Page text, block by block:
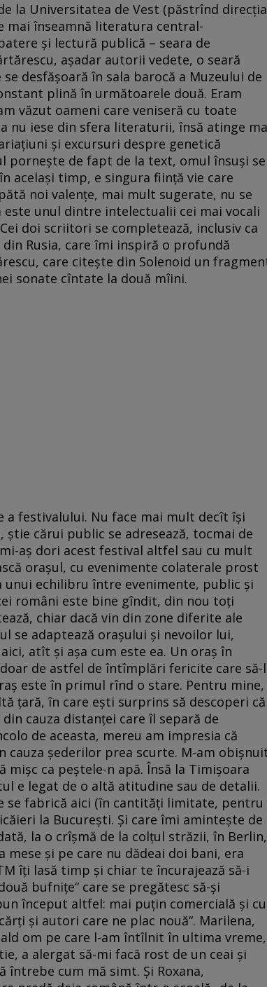
la Universitatea de Vest (păstrînd direcția
mai înseamnă literatura central-
și lectură publică – seara de
așadar autorii vedete, o seară
desfășoară în sala barocă a Muzeului de
plină în următoarele două. Eram
văzut oameni care veniseră cu toate
nu iese din sfera literaturii, însă atinge
și excursuri despre genetică
pornește de fapt de la text, omul însuși se
același timp, e singura ființă vie care
noi valențe, mai mult sugerate, nu se
unul dintre intelectualii cei mai vocali
doi scriitori se completează, inclusiv ca
Rusia, care îmi inspiră o profundă
care citește din Solenoid un
sonate cîntate la două mîini.
a festivalului. Nu face mai mult decît își
cărui public se adresează, tocmai de
aș dori acest festival altfel sau cu mult
orașul, cu evenimente colaterale prost
echilibru între evenimente, public și
români este bine gîndit, din nou toți
chiar dacă vin din zone diferite ale
se adaptează orașului și nevoilor lui,
atît și așa cum este ea. Un oraș în
de astfel de întîmplări fericite care să-l
este în primul rînd o stare. Pentru mine,
țară, în care ești surprins să descoperi că
cauza distanței care îl separă de
de aceasta, mereu am impresia că
cauza șederilor prea scurte. M-am
mișc ca peștele-n apă. Însă la Timișoara
e legat de o altă atitudine sau de detalii.
se fabrică aici (în cantități limitate, pentru
la București. Și care îmi amintește de
la o crîșmă de la colțul străzii, în Berlin,
și pe care nu dădeai doi bani, era
îți lasă timp și chiar te încurajează să-i
bufnițe“ care se pregătesc să-și
început altfel: mai puțin comercială și cu
și autori care ne plac nouă“. Marilena,
om pe care l-am întîlnit în ultima vreme,
a alergat să-mi facă rost de un ceai și
întrebe cum mă simt. Și Roxana,